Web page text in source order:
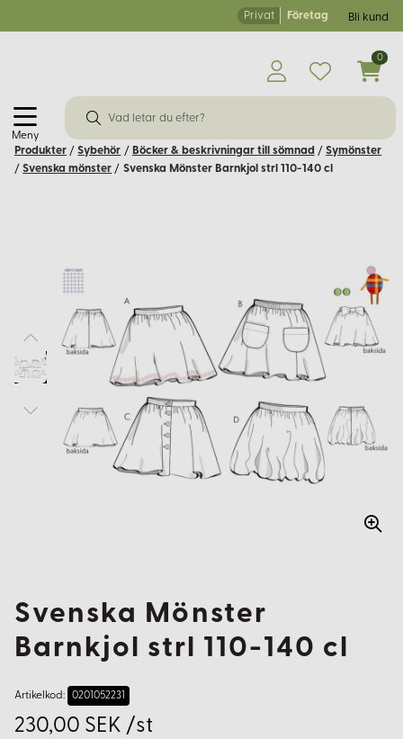
Privat Företag Bli kund
Meny
0
Produkter / Sybehör / Böcker & beskrivningar till sömnad / Symönster
/ Svenska mönster / Svenska Mönster Barnkjol strl 110-140 cl
Svenska Mönster
Barnkjol strl 110-140 cl
Artikelkod: 0201052231
230,00 SEK /st